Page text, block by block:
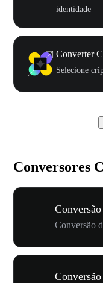
identidade
Converter
Selecione
Conversores
Conversão